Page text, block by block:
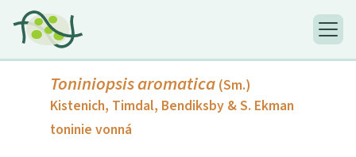
Toniniopsis aromatica (Sm.)
Kistenich, Timdal, Bendiksby & S. Ekman
toninie vonná